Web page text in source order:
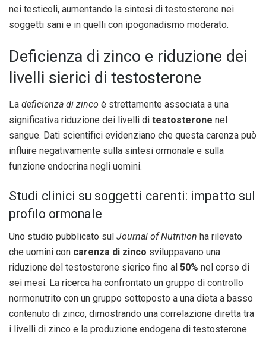
nei testicoli, aumentando la sintesi di testosterone nei
soggetti sani e in quelli con ipogonadismo moderato.
Deficienza di zinco e riduzione dei
livelli sierici di testosterone
La deficienza di zinco è strettamente associata a una
significativa riduzione dei livelli di testosterone nel
sangue. Dati scientifici evidenziano che questa carenza può
influire negativamente sulla sintesi ormonale e sulla
funzione endocrina negli uomini.
Studi clinici su soggetti carenti: impatto sul
profilo ormonale
Uno studio pubblicato sul Journal of Nutrition ha rilevato
che uomini con carenza di zinco sviluppavano una
riduzione del testosterone sierico fino al 50% nel corso di
sei mesi. La ricerca ha confrontato un gruppo di controllo
normonutrito con un gruppo sottoposto a una dieta a basso
contenuto di zinco, dimostrando una correlazione diretta tra
i livelli di zinco e la produzione endogena di testosterone.